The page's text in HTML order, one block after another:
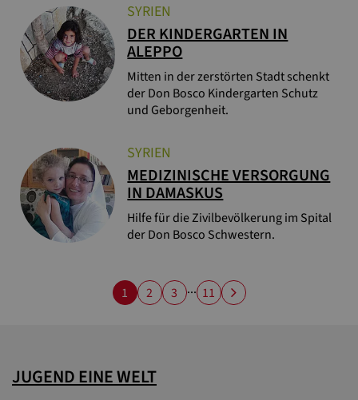
SYRIEN
DER KINDERGARTEN IN
ALEPPO
Mitten in der zerstörten Stadt schenkt
der Don Bosco Kindergarten Schutz
und Geborgenheit.
SYRIEN
MEDIZINISCHE VERSORGUNG
IN DAMASKUS
Hilfe für die Zivilbevölkerung im Spital
der Don Bosco Schwestern.
1 2 3 ... 11
JUGEND EINE WELT